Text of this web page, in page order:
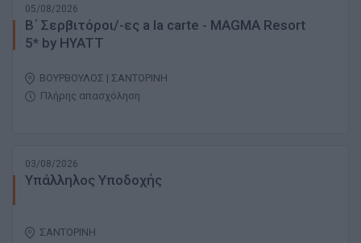
05/08/2026
Β΄ Σερβιτόροι/-ες a la carte - MAGMA Resort
5* by HYATT
ΒΟΥΡΒΟΥΛΟΣ | ΣΑΝΤΟΡΙΝΗ
Πλήρης απασχόληση
03/08/2026
Υπάλληλος Υποδοχής
ΣΑΝΤΟΡΙΝΗ